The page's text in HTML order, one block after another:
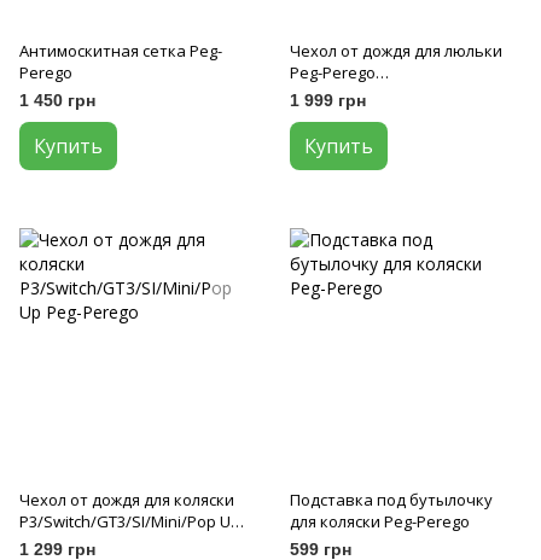
Антимоскитная сетка Peg-
Perego
1 450 грн
Купить
Чехол от дождя для люльки
Peg-Perego
Navetta/P.Nido/Giro (Culla)
1 999 грн
Купить
Чехол от дождя для коляски
P3/Switch/GT3/SI/Mini/Pop Up
Peg-Perego
1 299 грн
Подставка под бутылочку
для коляски Peg-Perego
599 грн